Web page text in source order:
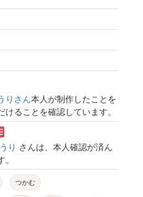
りさん本人が制作したことを
ることを確認しています。
り さんは、本人確認が済ん
つかむ